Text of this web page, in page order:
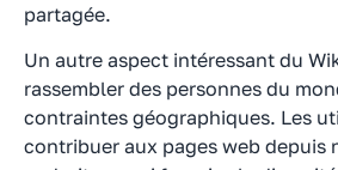
partagée.
Un autre aspect intéressant du
rassembler des personnes du
contraintes géographiques. Les
contribuer aux pages web depuis